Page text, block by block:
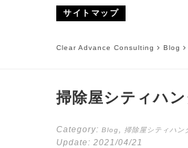
サイトマップ
Clear Advance Consulting Blog
掃除屋シティハ
Category: Blog, 掃除屋シティハン
Update: 2021/04/21